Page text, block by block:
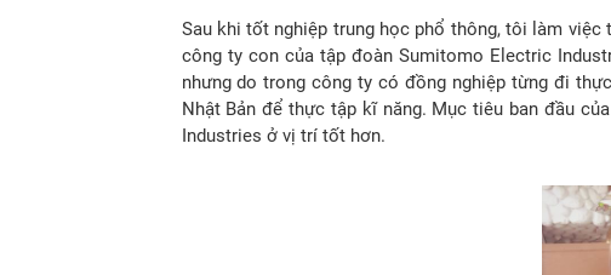
Sau khi tốt nghiệp trung học phổ thông, tôi làm việc
công ty con của tập đoàn Sumitomo Electric
nhưng do trong công ty có đồng nghiệp từng đi
Nhật Bản để thực tập kĩ năng. Mục tiêu ban đầu
Industries ở vị trí tốt hơn.